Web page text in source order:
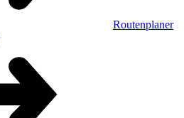
Routenplaner